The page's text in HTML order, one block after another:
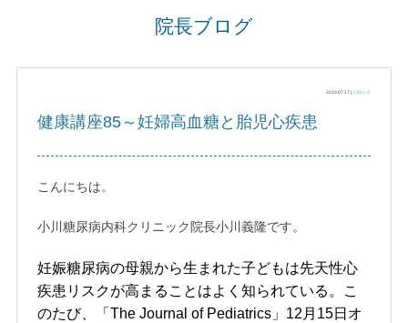
院長ブログ
2019.07.17 |お知らせ
健康講座85～妊婦高血糖と胎児心疾患
こんにちは。
小川糖尿病内科クリニック院長小川義隆です。
妊娠糖尿病の母親から生まれた子どもは先天性心
疾患リスクが高まることはよく知られている。こ
のたび、「The Journal of Pediatrics」12月15日オ